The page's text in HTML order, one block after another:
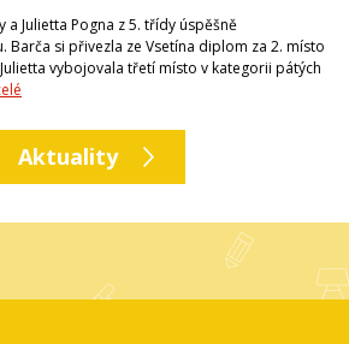
a Julietta Pogna z 5. třídy úspěšně
Barča si přivezla ze Vsetína diplom za 2. místo
vybojovala třetí místo v kategorii pátých
Aktuality